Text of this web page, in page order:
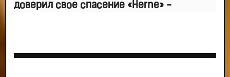
доверил свое спасение «Herne» -